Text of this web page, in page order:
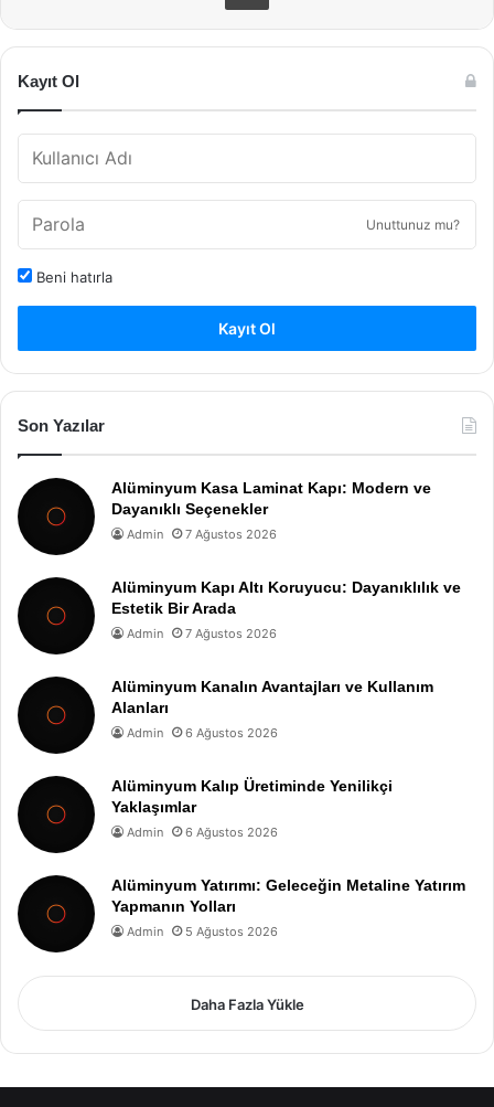
Kayıt Ol
Unuttunuz mu?
Beni hatırla
Kayıt Ol
Son Yazılar
Alüminyum Kasa Laminat Kapı: Modern ve
Dayanıklı Seçenekler
Admin 7 Ağustos 2026
Alüminyum Kapı Altı Koruyucu: Dayanıklılık ve
Estetik Bir Arada
Admin 7 Ağustos 2026
Alüminyum Kanalın Avantajları ve Kullanım
Alanları
Admin 6 Ağustos 2026
Alüminyum Kalıp Üretiminde Yenilikçi
Yaklaşımlar
Admin 6 Ağustos 2026
Alüminyum Yatırımı: Geleceğin Metaline Yatırım
Yapmanın Yolları
Admin 5 Ağustos 2026
Daha Fazla Yükle